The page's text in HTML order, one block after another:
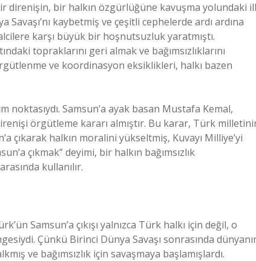
direnişin, bir halkın özgürlüğüne kavuşma yolundaki
kaybetmiş ve çeşitli cephelerde ardı ardına
karşı büyük bir hoşnutsuzluk yaratmıştı.
topraklarını geri almak ve bağımsızlıklarını
ve koordinasyon eksiklikleri, halkı bazen
noktasıydı. Samsun’a ayak basan Mustafa Kemal,
örgütleme kararı almıştır. Bu karar, Türk
çıkarak halkın moralini yükseltmiş, Kuvayı Milliye’yi
çıkmak” deyimi, bir halkın bağımsızlık
kullanılır.
Samsun’a çıkışı yalnızca Türk halkı için değil, o
Çünkü Birinci Dünya Savaşı sonrasında
ve bağımsızlık için savaşmaya başlamışlardı.